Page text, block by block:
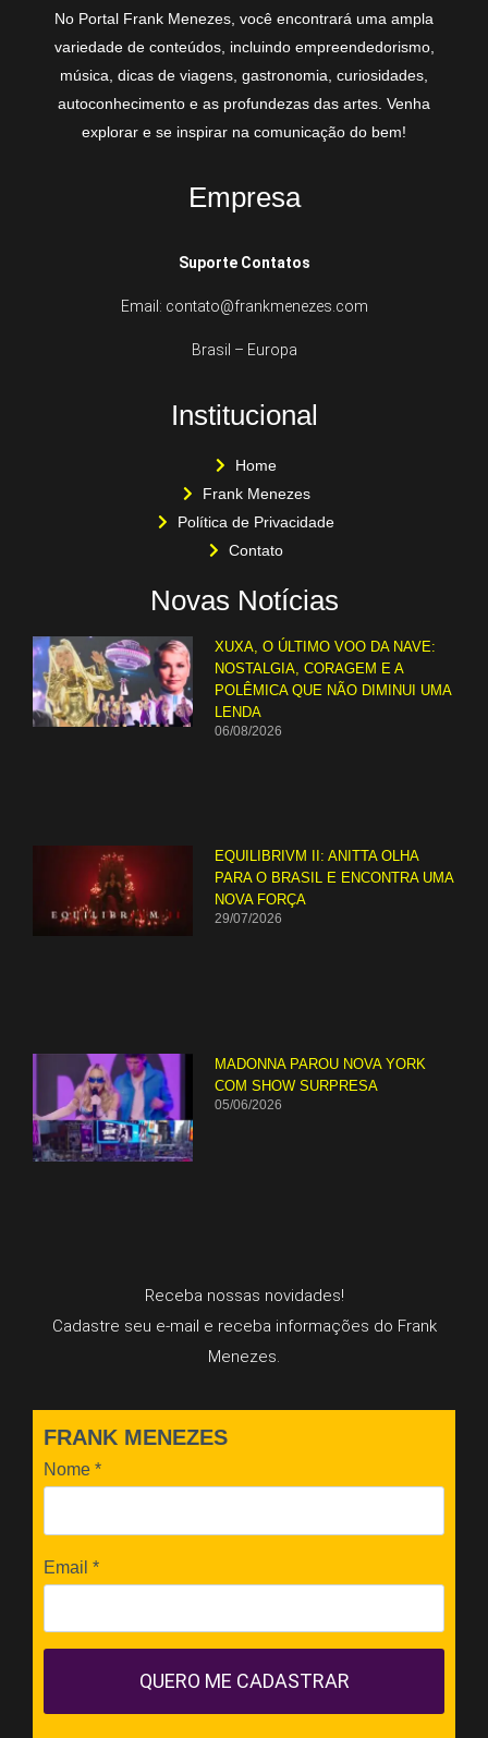
No Portal Frank Menezes, você encontrará uma ampla
variedade de conteúdos, incluindo empreendedorismo,
música, dicas de viagens, gastronomia, curiosidades,
autoconhecimento e as profundezas das artes. Venha
explorar e se inspirar na comunicação do bem!
Empresa
Suporte Contatos
Email: contato@frankmenezes.com
Brasil – Europa
Institucional
Home
Frank Menezes
Política de Privacidade
Contato
Novas Notícias
XUXA, O ÚLTIMO VOO DA NAVE:
NOSTALGIA, CORAGEM E A
POLÊMICA QUE NÃO DIMINUI UMA
LENDA
06/08/2026
EQUILIBRIVM II: ANITTA OLHA
PARA O BRASIL E ENCONTRA UMA
NOVA FORÇA
29/07/2026
MADONNA PAROU NOVA YORK
COM SHOW SURPRESA
05/06/2026
Receba nossas novidades!
Cadastre seu e-mail e receba informações do Frank
Menezes.
FRANK MENEZES
Nome *
Email *
QUERO ME CADASTRAR